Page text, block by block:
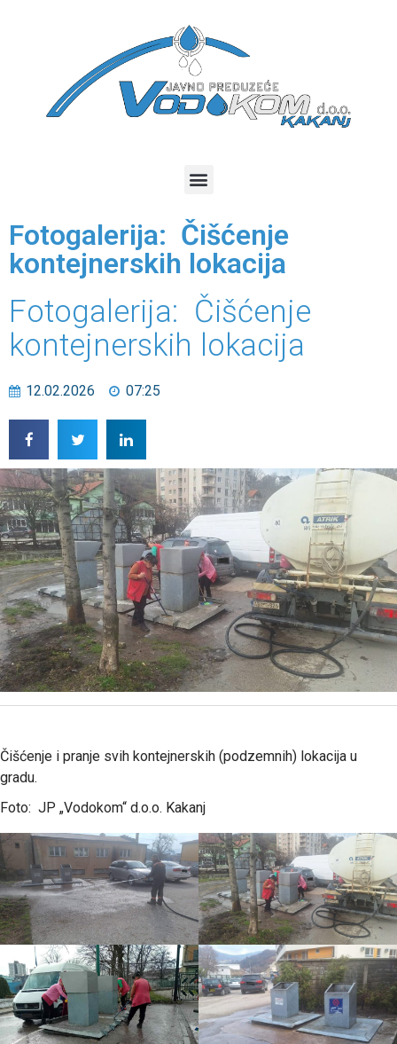
Fotogalerija: Čišćenje
kontejnerskih lokacija
Fotogalerija: Čišćenje
kontejnerskih lokacija
12.02.2026 07:25
Čišćenje i pranje svih kontejnerskih (podzemnih) lokacija u
gradu.
Foto: JP „Vodokom“ d.o.o. Kakanj